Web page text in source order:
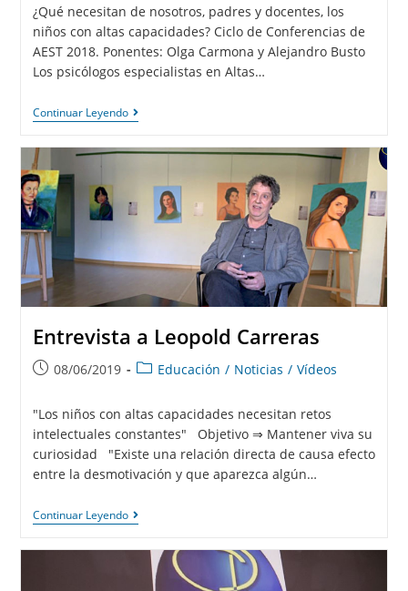
¿Qué necesitan de nosotros, padres y docentes, los
niños con altas capacidades? Ciclo de Conferencias de
AEST 2018. Ponentes: Olga Carmona y Alejandro Busto
Los psicólogos especialistas en Altas…
Continuar Leyendo
Entrevista a Leopold Carreras
08/06/2019 Educación / Noticias / Vídeos
"Los niños con altas capacidades necesitan retos
intelectuales constantes" Objetivo ⇒ Mantener viva su
curiosidad "Existe una relación directa de causa efecto
entre la desmotivación y que aparezca algún…
Continuar Leyendo